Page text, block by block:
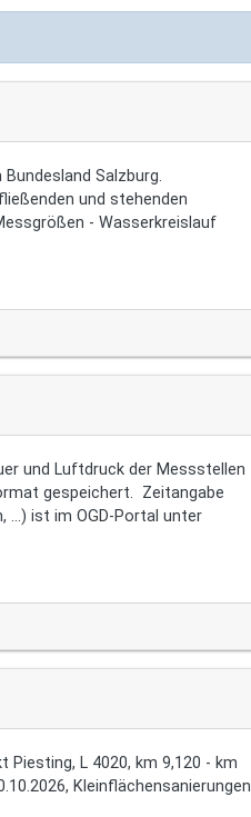
Salzburg.
und stehenden
(Seen) sowie des Grundwassers und meteorologischer Messgrößen - Wasserkreislauf
und Luftdruck der Messstellen
gespeichert. Zeitangabe
...) ist im OGD-Portal unter
Piesting, L 4020, km 9,120 - km
Kleinflächensanierungen